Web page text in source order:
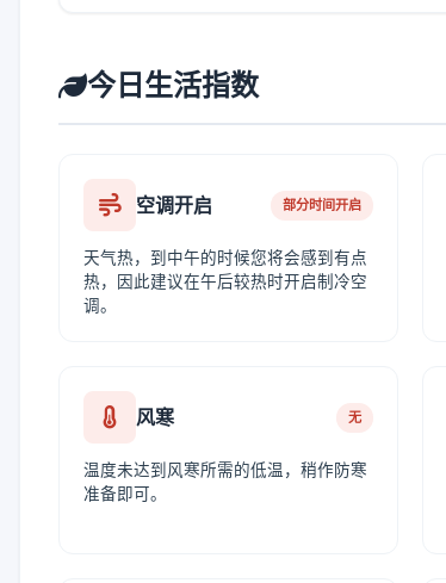
今日生活指数
空调开启 部分时间开启
天气热，到中午的时候您将会感到有点
热，因此建议在午后较热时开启制冷空
调。
风寒 无
温度未达到风寒所需的低温，稍作防寒
准备即可。